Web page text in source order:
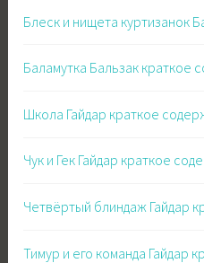
Блеск и нищета куртизанок
Баламутка Бальзак краткое
Школа Гайдар краткое
Чук и Гек Гайдар краткое
Четвёртый блиндаж Гайдар
Тимур и его команда Гайдар